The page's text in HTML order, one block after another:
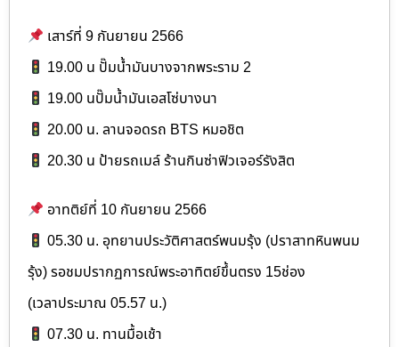
เสาร์ที่ 9 กันยายน 2566
19.00 น ปั๊มน้ำมันบางจากพระราม 2
19.00 นปั๊มน้ำมันเอสโซ่บางนา
20.00 น. ลานจอดรถ BTS หมอชิต
20.30 น ป้ายรถเมล์ ร้านกินซ่าฟิวเจอร์รังสิต
อาทติย์ที่ 10 กันยายน 2566
05.30 น. อุทยานประวัติศาสตร์พนมรุ้ง (ปราสาทหินพนม
รุ้ง) รอชมปรากฏการณ์พระอาทิตย์ขึ้นตรง 15ช่อง
(เวลาประมาณ 05.57 น.)
07.30 น. ทานมื้อเช้า